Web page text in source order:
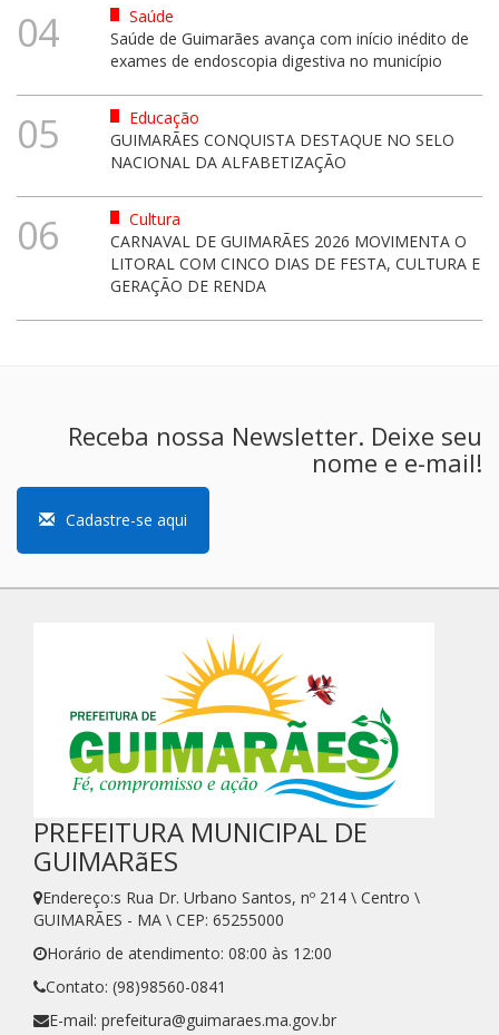
04
Saúde
Saúde de Guimarães avança com início inédito de
exames de endoscopia digestiva no município
05
Educação
GUIMARÃES CONQUISTA DESTAQUE NO SELO
NACIONAL DA ALFABETIZAÇÃO
06
Cultura
CARNAVAL DE GUIMARÃES 2026 MOVIMENTA O
LITORAL COM CINCO DIAS DE FESTA, CULTURA E
GERAÇÃO DE RENDA
Receba nossa Newsletter. Deixe seu
nome e e-mail!
Cadastre-se aqui
PREFEITURA MUNICIPAL DE
GUIMARãES
Endereço:s Rua Dr. Urbano Santos, nº 214 \ Centro \
GUIMARÃES - MA \ CEP: 65255000
Horário de atendimento: 08:00 às 12:00
Contato: (98)98560-0841
E-mail: prefeitura@guimaraes.ma.gov.br